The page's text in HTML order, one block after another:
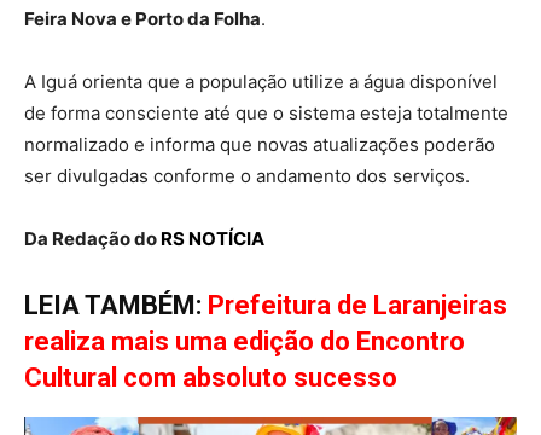
Feira Nova e Porto da Folha.
A Iguá orienta que a população utilize a água disponível
de forma consciente até que o sistema esteja totalmente
normalizado e informa que novas atualizações poderão
ser divulgadas conforme o andamento dos serviços.
Da Redação do RS NOTÍCIA
LEIA TAMBÉM: Prefeitura de Laranjeiras
realiza mais uma edição do Encontro
Cultural com absoluto sucesso